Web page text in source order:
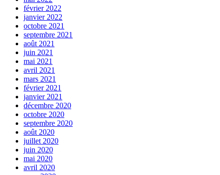
février 2022
janvier 2022
octobre 2021
septembre 2021
août 2021
juin 2021
mai 2021
avril 2021
mars 2021
février 2021
janvier 2021
décembre 2020
octobre 2020
septembre 2020
août 2020
juillet 2020
juin 2020
mai 2020
avril 2020